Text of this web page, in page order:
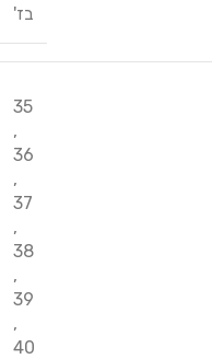
בז'
35
,
36
,
37
,
38
,
39
,
40